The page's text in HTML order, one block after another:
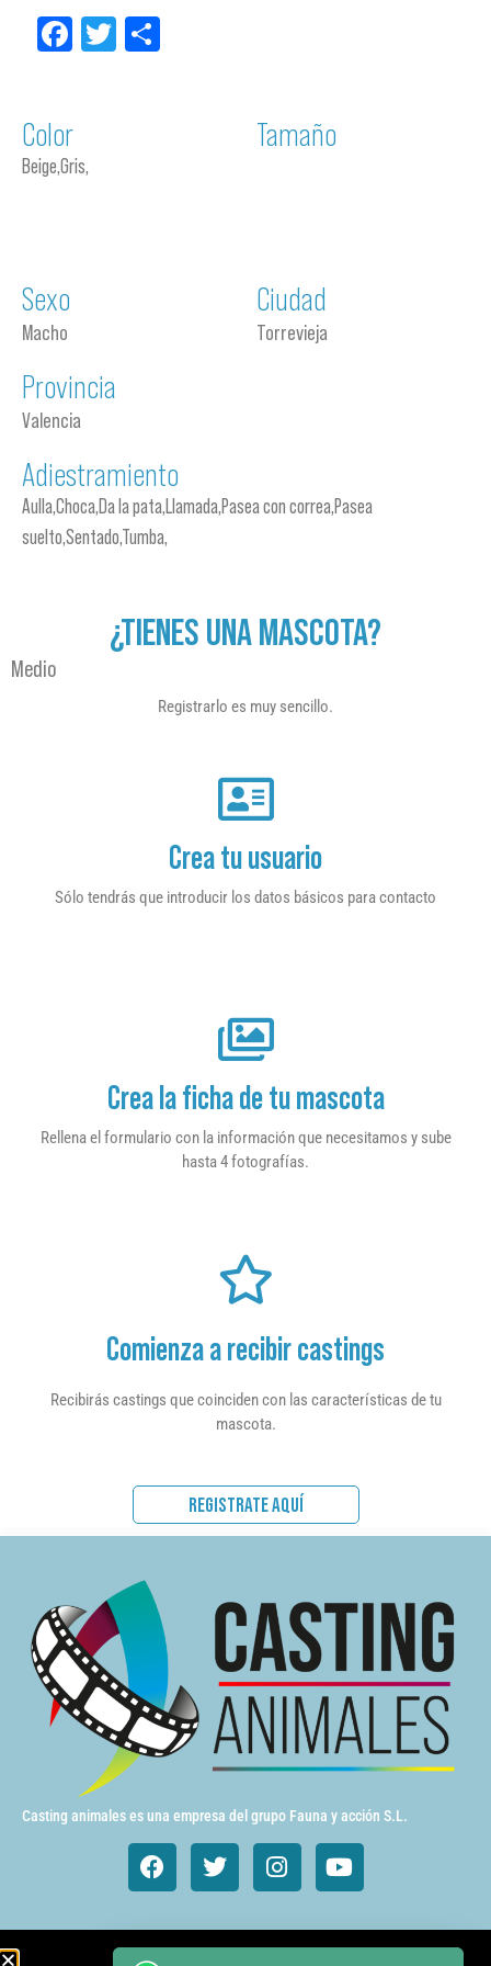
Facebook
Twitter
Color
Beige,Gris,
Tamaño
Sexo
Macho
Ciudad
Torrevieja
Provincia
Valencia
Adiestramiento
Aulla,Choca,Da la pata,Llamada,Pasea con correa,Pasea
suelto,Sentado,Tumba,
¿TIENES UNA MASCOTA?
Medio
Registrarlo es muy sencillo.
Crea tu usuario
Sólo tendrás que introducir los datos básicos para contacto
Crea la ficha de tu mascota
Rellena el formulario con la información que necesitamos y sube
hasta 4 fotografías.
Comienza a recibir castings
Recibirás castings que coinciden con las características de tu
mascota.
REGISTRATE AQUÍ
Casting animales es una empresa del grupo Fauna y acción S.L.